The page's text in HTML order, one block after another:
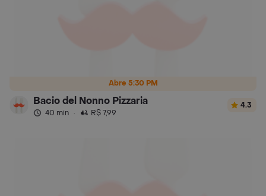
Abre 5:30 PM
Bacio del Nonno Pizzaria
40 min · R$ 7,99
4.3